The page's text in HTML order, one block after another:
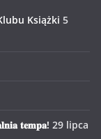
Książki 5
𝐭𝐞𝐦𝐩𝐚! 29 lipca